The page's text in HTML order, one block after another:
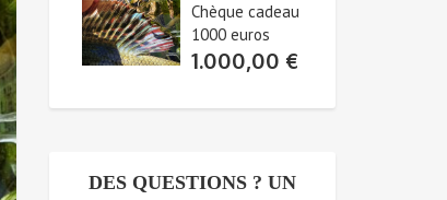
Chèque cadeau
1000 euros
1.000,00 €
DES QUESTIONS ? UN